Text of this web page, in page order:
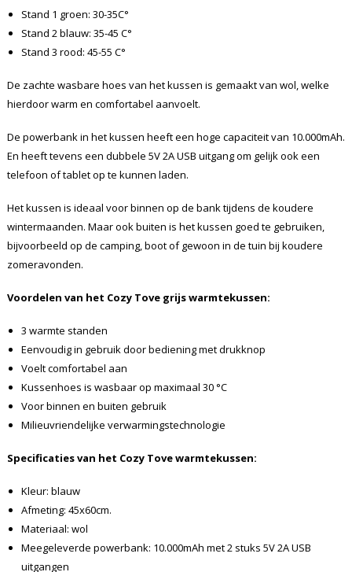
Stand 1 groen: 30-35C°
Stand 2 blauw: 35-45 C°
Stand 3 rood: 45-55 C°
De zachte wasbare hoes van het kussen is gemaakt van wol, welke
hierdoor warm en comfortabel aanvoelt.
De powerbank in het kussen heeft een hoge capaciteit van 10.000mAh.
En heeft tevens een dubbele 5V 2A USB uitgang om gelijk ook een
telefoon of tablet op te kunnen laden.
Het kussen is ideaal voor binnen op de bank tijdens de koudere
wintermaanden. Maar ook buiten is het kussen goed te gebruiken,
bijvoorbeeld op de camping, boot of gewoon in de tuin bij koudere
zomeravonden.
Voordelen van het Cozy Tove grijs warmtekussen:
3 warmte standen
Eenvoudig in gebruik door bediening met drukknop
Voelt comfortabel aan
Kussenhoes is wasbaar op maximaal 30 °C
Voor binnen en buiten gebruik
Milieuvriendelijke verwarmingstechnologie
Specificaties van het Cozy Tove warmtekussen:
Kleur: blauw
Afmeting: 45x60cm.
Materiaal: wol
Meegeleverde powerbank: 10.000mAh met 2 stuks 5V 2A USB
uitgangen